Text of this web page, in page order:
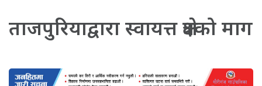
ताजपुरियाद्वारा स्वायत्त क्षेत्रको माग